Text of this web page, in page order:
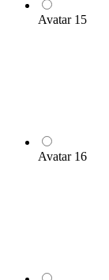
Avatar 15
Avatar 16